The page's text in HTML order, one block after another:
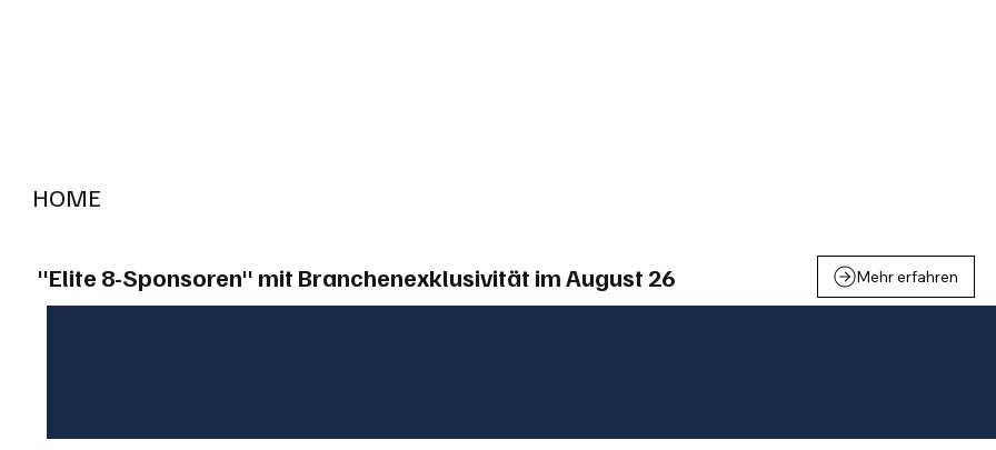
HOME
"Elite 8-Sponsoren" mit Branchenexklusivität im August 26 Mehr erfahren